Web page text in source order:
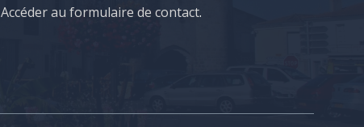
Accéder au formulaire de contact.